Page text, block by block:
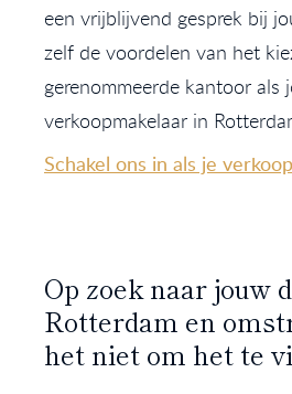
een vrijblijvend gesprek bij
zelf de voordelen van het
gerenommeerde kantoor als
verkoopmakelaar in
Schakel ons in als je
Op zoek naar jouw
Rotterdam en
het niet om het te